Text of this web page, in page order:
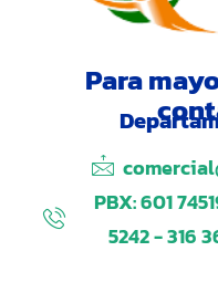
Para
PBX: 601
5242 - 316